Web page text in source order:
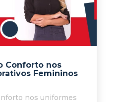
Conforto nos
Femininos
nos uniformes